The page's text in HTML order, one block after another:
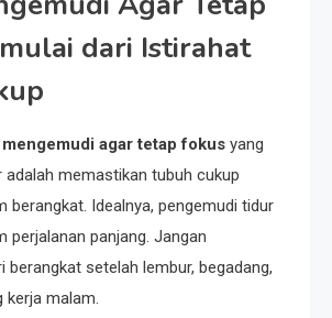
dari Istirahat
agar tetap fokus yang
adalah memastikan tubuh cukup
berangkat. Idealnya, pengemudi tidur
perjalanan panjang. Jangan
berangkat setelah lembur, begadang,
kerja malam.